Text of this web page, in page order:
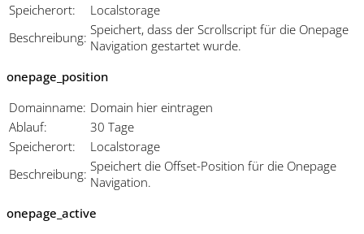
Speicherort:
Localstorage
Beschreibung: Speichert, dass der Scrollscript für die Onepage
Navigation gestartet wurde.
onepage_position
Domainname: Domain hier eintragen
Ablauf:
30 Tage
Speicherort:
Localstorage
Beschreibung: Speichert die Offset-Position für die Onepage
Navigation.
onepage_active